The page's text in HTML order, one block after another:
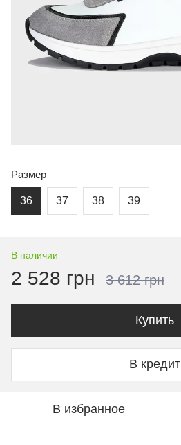
Размер
36 37 38 39
В наличии
2 528 грн 3 612 грн
Купить
В кредит
В избранное